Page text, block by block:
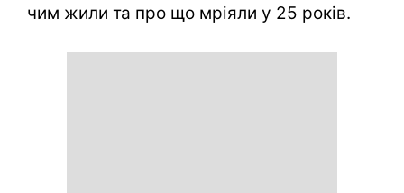
чим жили та про що мріяли у 25 років.